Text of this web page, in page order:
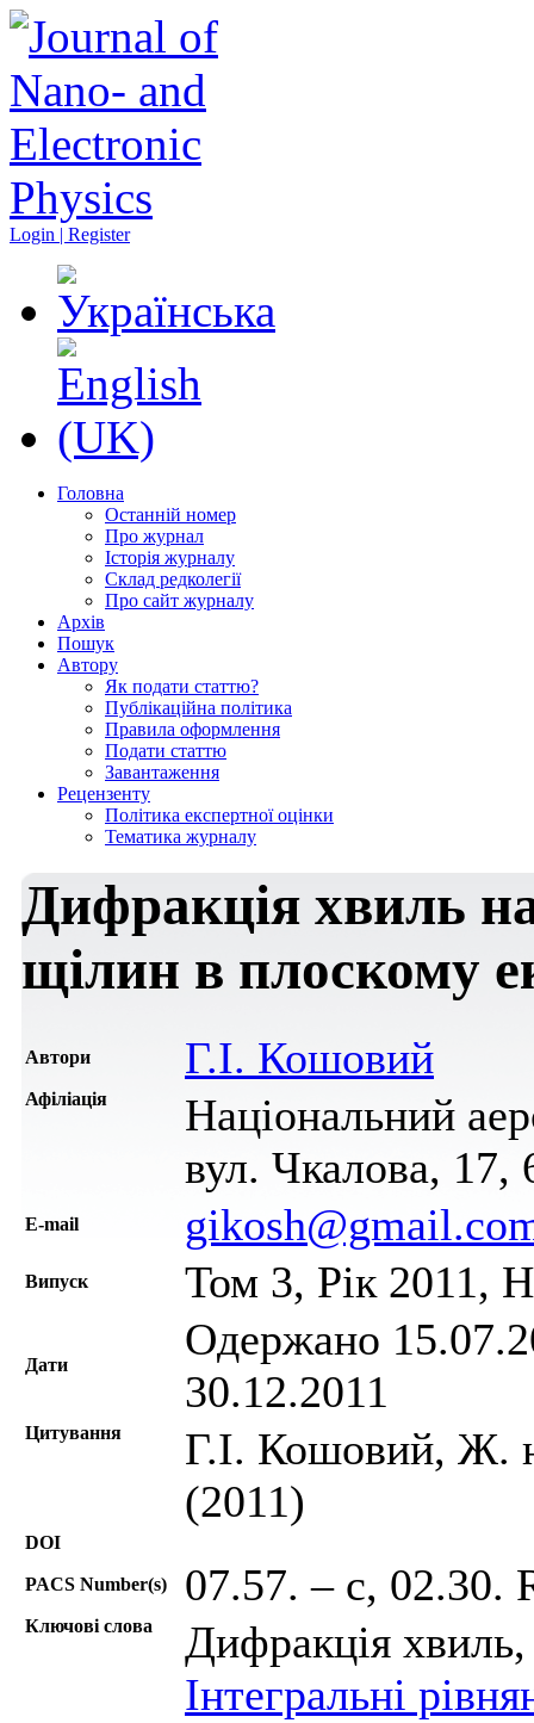
Login | Register
Головна
Останній номер
Про журнал
Історія журналу
Склад редколегії
Про сайт журналу
Архів
Пошук
Автору
Як подати статтю?
Публікаційна політика
Правила оформлення
Подати статтю
Завантаження
Рецензенту
Політика експертної оцінки
Тематика журналу
Дифракція хвиль
щілин в плоскому
Автори Г.І. Кошовий
Афіліація
Національний
вул. Чкалова, 17,
Е-mail
Випуск Том 3, Рік 2011,
Дати
Одержано
30.12.2011
Цитування
Г.І. Кошовий, Ж.
(2011)
DOI
PACS Number(s) 07.57. – c, 02.30.
Ключові слова
Дифракція
Інтегральні